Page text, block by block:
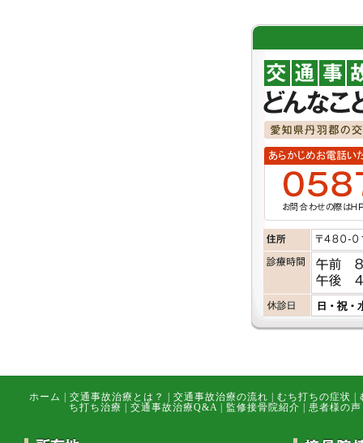
ホーム 交通事故治療とは？ 交通事故治療の流れ むち打ちの症状
ち打ち治療
交通事故治療Q&A 監修接骨院紹介 患者様の声